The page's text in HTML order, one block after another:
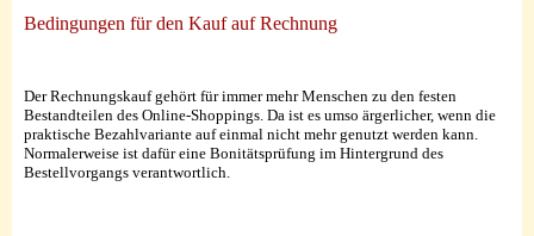
Bedingungen für den Kauf auf Rechnung
Der Rechnungskauf gehört für immer mehr Menschen zu den festen
Bestandteilen des Online-Shoppings. Da ist es umso ärgerlicher, wenn die
praktische Bezahlvariante auf einmal nicht mehr genutzt werden kann.
Normalerweise ist dafür eine Bonitätsprüfung im Hintergrund des
Bestellvorgangs verantwortlich.